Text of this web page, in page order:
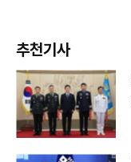
추천기사